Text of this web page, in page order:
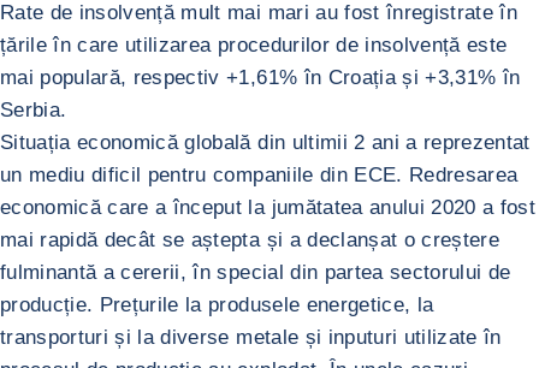
Rate de insolvență mult mai mari au fost înregistrate în
țările în care utilizarea procedurilor de insolvență este
mai populară, respectiv +1,61% în Croația și +3,31% în
Serbia.
Situația economică globală din ultimii 2 ani a reprezentat
un mediu dificil pentru companiile din ECE. Redresarea
economică care a început la jumătatea anului 2020 a fost
mai rapidă decât se aștepta și a declanșat o creștere
fulminantă a cererii, în special din partea sectorului de
producție. Prețurile la produsele energetice, la
transporturi și la diverse metale și inputuri utilizate în